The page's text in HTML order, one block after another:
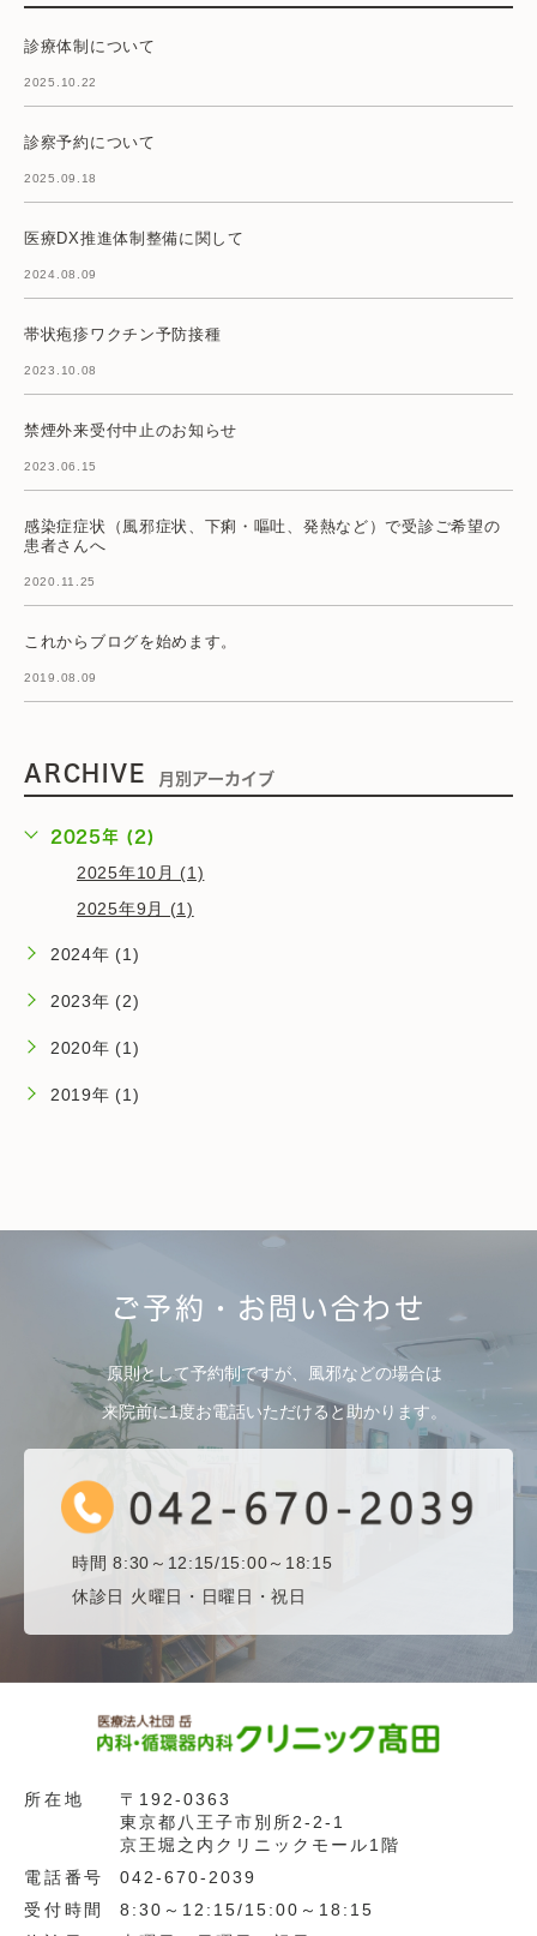
診療体制について
2025.10.22
診察予約について
2025.09.18
医療DX推進体制整備に関して
2024.08.09
帯状疱疹ワクチン予防接種
2023.10.08
禁煙外来受付中止のお知らせ
2023.06.15
感染症症状（風邪症状、下痢・嘔吐、発熱など）で受診ご希望の
患者さんへ
2020.11.25
これからブログを始めます。
2019.08.09
ARCHIVE 月別アーカイブ
2025年 (2)
2025年10月 (1)
2025年9月 (1)
2024年 (1)
2023年 (2)
2020年 (1)
2019年 (1)
ご予約・お問い合わせ
原則として予約制ですが、風邪などの場合は
来院前に1度お電話いただけると助かります。
時間 8:30～12:15/15:00～18:15
休診日 火曜日・日曜日・祝日
所在地
〒192-0363
東京都八王子市別所2-2-1
京王堀之内クリニックモール1階
電話番号
042-670-2039
受付時間
8:30～12:15/15:00～18:15